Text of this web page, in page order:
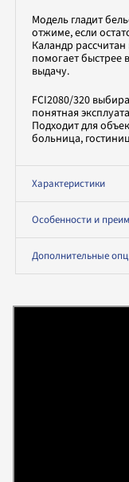
Модель гладит
отжиме, если
Каландр
помогает быстрее
выдачу.
FCI2080/320
понятная
Подходит для
больница,
Характеристики
Особенности и
Дополнительные